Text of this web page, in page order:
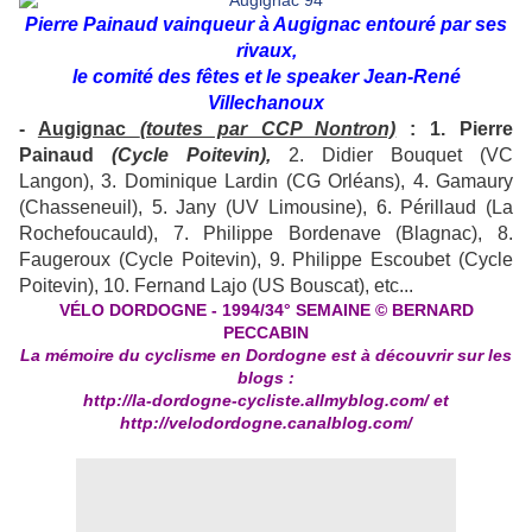
Pierre Painaud vainqueur à Augignac entouré par ses
rivaux,
le comité des fêtes et le speaker Jean-René
Villechanoux
- Augignac (toutes par CCP Nontron)
: 1. Pierre
Painaud (Cycle Poitevin), 2. Didier Bouquet (VC
Langon), 3. Dominique Lardin (CG Orléans), 4. Gamaury
(Chasseneuil), 5. Jany (UV Limousine), 6. Périllaud (La
Rochefoucauld), 7. Philippe Bordenave (Blagnac), 8.
Faugeroux (Cycle Poitevin), 9. Philippe Escoubet (Cycle
Poitevin), 10. Fernand Lajo (US Bouscat), etc...
VÉLO DORDOGNE - 1994/34° SEMAINE © BERNARD
PECCABIN
La mémoire du cyclisme en Dordogne est à découvrir sur les
blogs :
http://la-dordogne-cycliste.allmyblog.com/et
http://velodordogne.canalblog.com/